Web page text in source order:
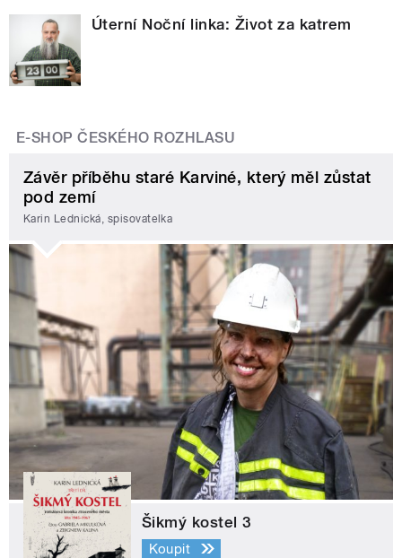
Úterní Noční linka: Život za katrem
E-SHOP ČESKÉHO ROZHLASU
Závěr příběhu staré Karviné, který měl zůstat
pod zemí
Karin Lednická, spisovatelka
Šikmý kostel 3
Koupit